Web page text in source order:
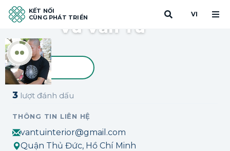
KẾT NỐI
CÙNG PHÁT TRIỂN
VI
Vũ Văn Tú
Đánh dấu
3 lượt đánh dấu
THÔNG TIN LIÊN HỆ
vantuinterior@gmail.com
Quận Thủ Đức, Hồ Chí Minh